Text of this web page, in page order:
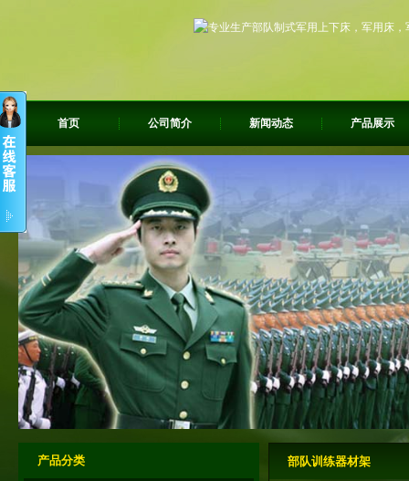
首页 公司简介 新闻动态 产品展示
产品分类 部队训练器材架